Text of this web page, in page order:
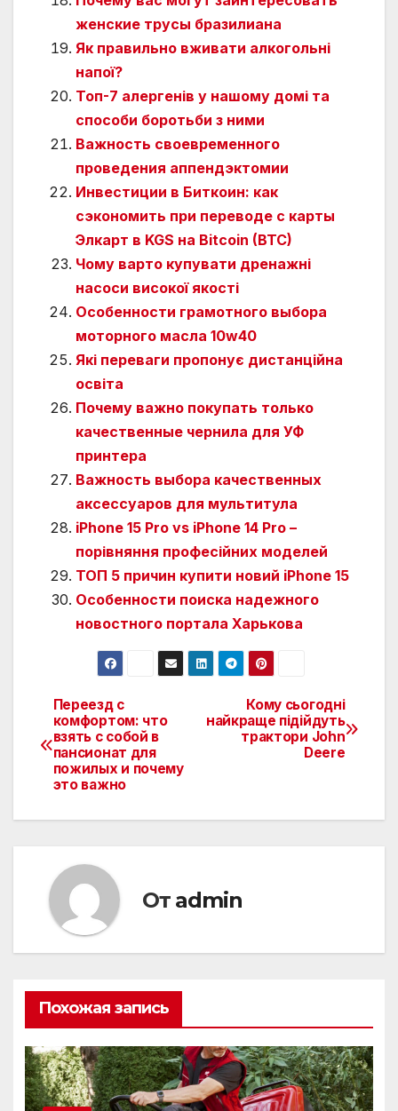
женские трусы бразилиана
Як правильно вживати алкогольні
напої?
Топ-7 алергенів у нашому домі та
способи боротьби з ними
Важность своевременного
проведения аппендэктомии
Инвестиции в Биткоин: как
сэкономить при переводе с карты
Элкарт в KGS на Bitcoin (BTC)
Чому варто купувати дренажні
насоси високої якості
Особенности грамотного выбора
моторного масла 10w40
Які переваги пропонує дистанційна
освіта
Почему важно покупать только
качественные чернила для УФ
принтера
Важность выбора качественных
аксессуаров для мультитула
iPhone 15 Pro vs iPhone 14 Pro –
порівняння професійних моделей
ТОП 5 причин купити новий iPhone 15
Особенности поиска надежного
новостного портала Харькова
Навигация
по
записям
Кому сьогодні
найкраще підійдуть
трактори John
Deere
Переезд с
комфортом: что
взять с собой в
пансионат для
пожилых и почему
это важно
От admin
Похожая запись